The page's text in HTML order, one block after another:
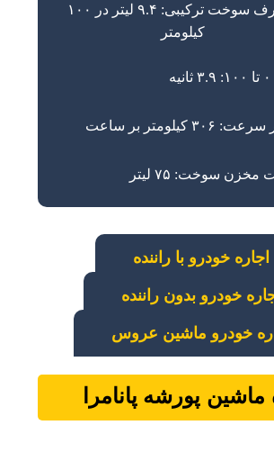
مصرف سوخت ترکیبی: ۹.۴ لیتر در ۱۰۰
کیلومتر
کیلومتر بر ساعت
سوخت: ۷۵ لیتر
اجاره خودرو با راننده
خودرو بدون راننده
خودرو ماشین عروس
ماشین پورشه پانامرا